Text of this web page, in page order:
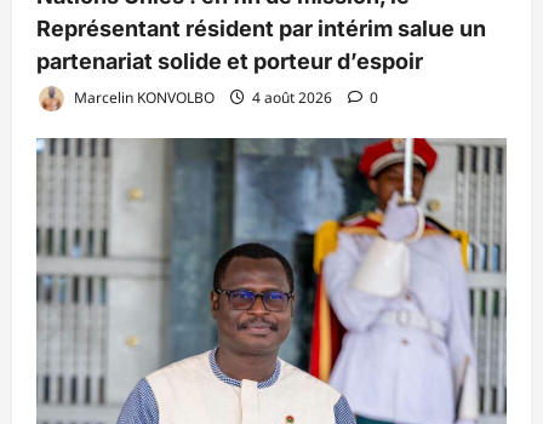
Représentant résident par intérim salue un
partenariat solide et porteur d’espoir
Marcelin KONVOLBO 4 août 2026 0